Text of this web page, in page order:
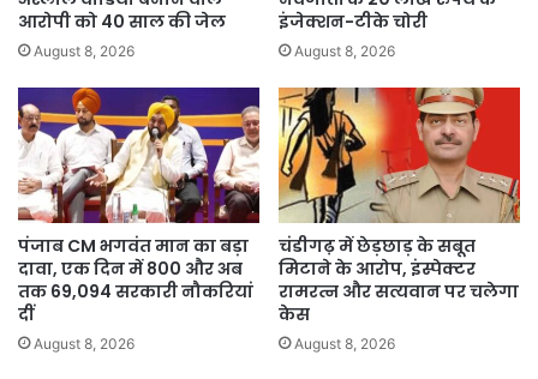
आरोपी को 40 साल की जेल
August 8, 2026
इंजेक्शन-टीके चोरी
August 8, 2026
पंजाब CM भगवंत मान का बड़ा
दावा, एक दिन में 800 और अब
तक 69,094 सरकारी नौकरियां
दीं
August 8, 2026
चंडीगढ़ में छेड़छाड़ के सबूत
मिटाने के आरोप, इंस्पेक्टर
रामरत्न और सत्यवान पर चलेगा
केस
August 8, 2026